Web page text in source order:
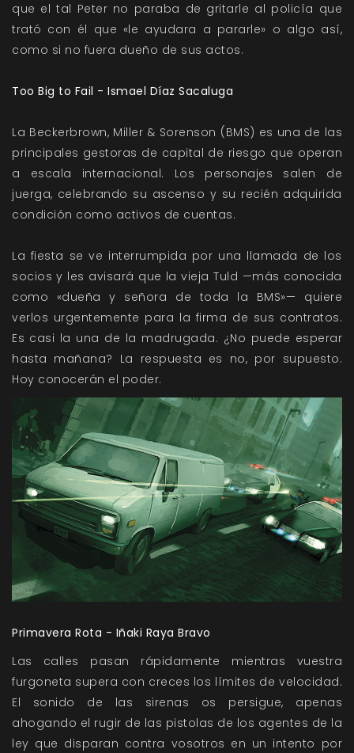
que el tal Peter no paraba de gritarle al policía que
trató con él que «le ayudara a pararle» o algo así,
como si no fuera dueño de sus actos.
Too Big to Fail - Ismael Díaz Sacaluga
La Beckerbrown, Miller & Sorenson (BMS) es una de las
principales gestoras de capital de riesgo que operan
a escala internacional. Los personajes salen de
juerga, celebrando su ascenso y su recién adquirida
condición como activos de cuentas.
La fiesta se ve interrumpida por una llamada de los
socios y les avisará que la vieja Tuld —más conocida
como «dueña y señora de toda la BMS»— quiere
verlos urgentemente para la firma de sus contratos.
Es casi la una de la madrugada. ¿No puede esperar
hasta mañana? La respuesta es no, por supuesto.
Hoy conocerán el poder.
Primavera Rota - Iñaki Raya Bravo
Las calles pasan rápidamente mientras vuestra
furgoneta supera con creces los límites de velocidad.
El sonido de las sirenas os persigue, apenas
ahogando el rugir de las pistolas de los agentes de la
ley que disparan contra vosotros en un intento por